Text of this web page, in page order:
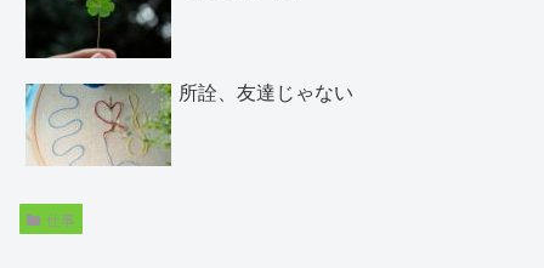
所詮、友達じゃない
仕事